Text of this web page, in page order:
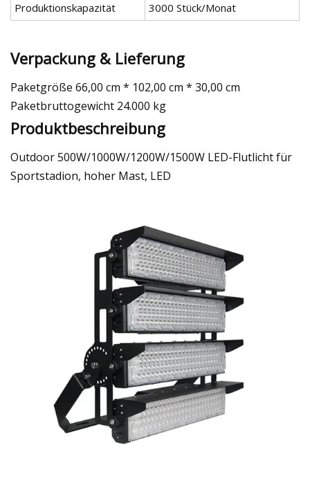
Produktionskapazität
3000 Stück/Monat
Verpackung & Lieferung
Paketgröße 66,00 cm * 102,00 cm * 30,00 cm
Paketbruttogewicht 24.000 kg
Produktbeschreibung
Outdoor 500W/1000W/1200W/1500W LED-Flutlicht für
Sportstadion, hoher Mast, LED